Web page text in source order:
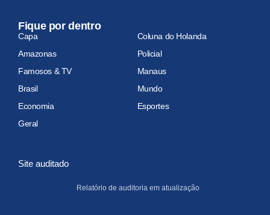
Fique por dentro
Capa
Coluna do Holanda
Amazonas
Policial
Famosos & TV
Manaus
Brasil
Mundo
Economia
Esportes
Geral
Site auditado
Relatório de auditoria em atualização